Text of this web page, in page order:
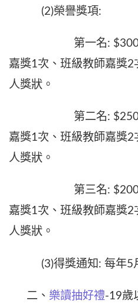
(2)榮譽獎項:
第一名: $3000悠
嘉獎1次、班級教師嘉獎2
人獎狀。
第二名: $2500悠
嘉獎1次、班級教師嘉獎2
人獎狀。
第三名: $2000悠
嘉獎1次、班級教師嘉獎2
人獎狀。
(3)得獎通知: 每年5
二、 樂讀抽好禮-19歲